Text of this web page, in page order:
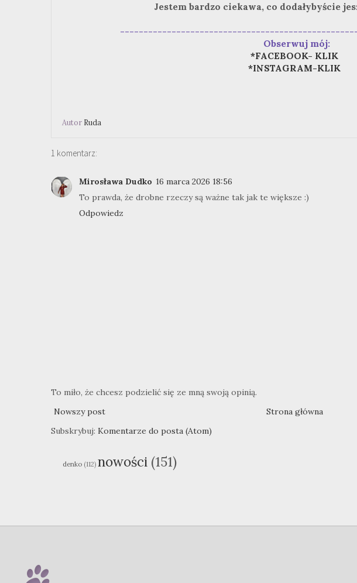
Jestem bardzo ciekawa, co dodałybyście
Obserwuj mój:
*FACEBOOK- KLIK
*INSTAGRAM-KLIK
Autor Ruda
1 komentarz:
Mirosława Dudko 16 marca 2026 18:56
To prawda, że drobne rzeczy są ważne tak jak te większe :)
Odpowiedz
To miło, że chcesz podzielić się ze mną swoją opinią.
Nowszy post
Strona główna
Subskrybuj: Komentarze do posta (Atom)
denko (112) nowości (151)